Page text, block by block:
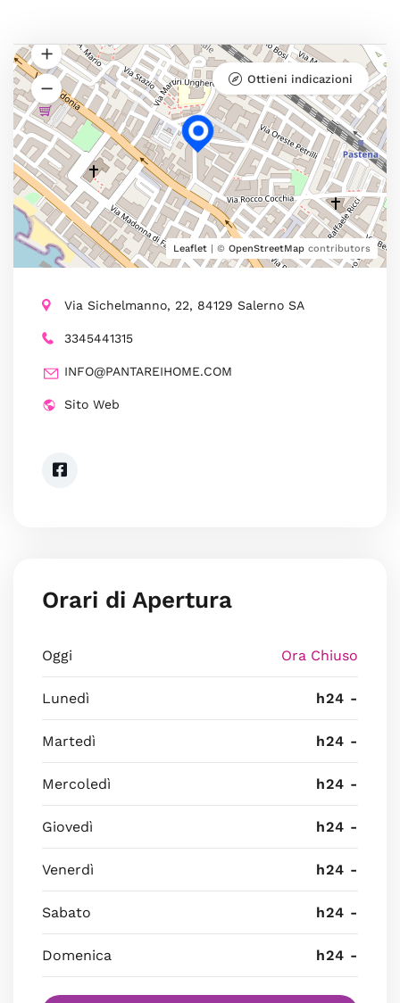
Leaflet | © OpenStreetMap contributors
Ottieni indicazioni
Via Sichelmanno, 22, 84129 Salerno SA
3345441315
INFO@PANTAREIHOME.COM
Sito Web
Orari di Apertura
Oggi Ora Chiuso
Lunedì h24 -
Martedì h24 -
Mercoledì h24 -
Giovedì h24 -
Venerdì h24 -
Sabato h24 -
Domenica h24 -